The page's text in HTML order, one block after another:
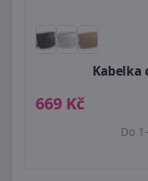
Kabelka
669 Kč
Do